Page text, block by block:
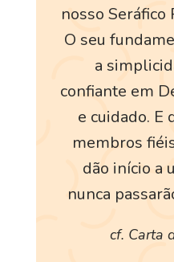
nosso Seráfico
O seu
a
confiante em
e cuidado. E
membros
dão início a
nunca
cf. Carta